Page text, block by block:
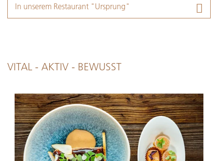
In unserem Restaurant "Ursprung"
VITAL - AKTIV - BEWUSST